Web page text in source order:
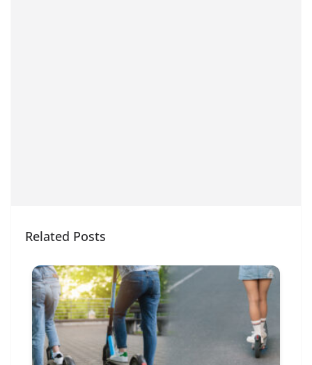
Related Posts